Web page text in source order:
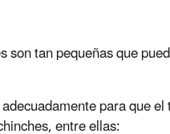
tan pequeñas que
para que
entre ellas: